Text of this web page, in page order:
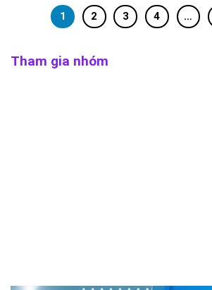
1 2 3 4 …
Tham gia nhóm